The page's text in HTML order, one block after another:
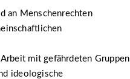
an Menschenrechten
mit gefährdeten Gruppen
ideologische